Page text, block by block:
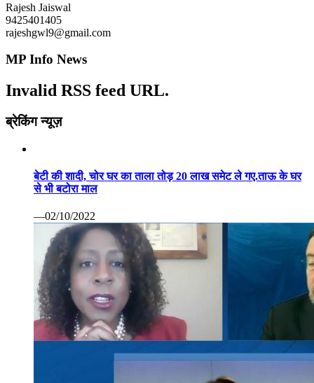
Rajesh Jaiswal
9425401405
rajeshgwl9@gmail.com
MP Info News
Invalid RSS feed URL.
ब्रेकिंग न्यूज़
बेटी की शादी, चोर घर का ताला तोड़ 20 लाख समेट ले गए.ताऊ के घर
से भी बटोरा माल
—02/10/2022